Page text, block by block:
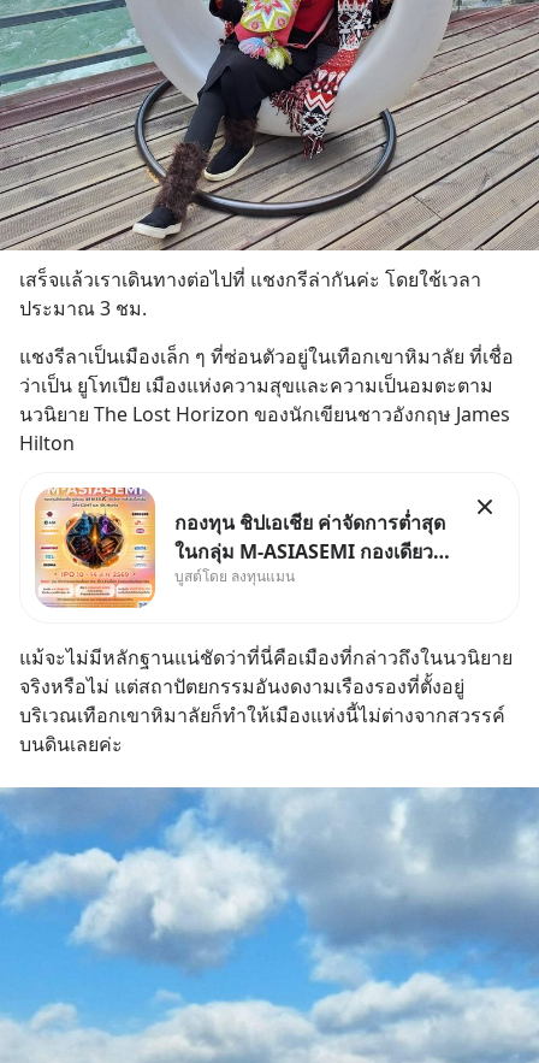
เสร็จแล้วเราเดินทางต่อไปที่ แชงกรีล่ากันค่ะ โดยใช้เวลา
ประมาณ 3 ชม.
แชงรีลาเป็นเมืองเล็ก ๆ ที่ซ่อนตัวอยู่ในเทือกเขาหิมาลัย ที่เชื่อ
ว่าเป็น ยูโทเปีย เมืองแห่งความสุขและความเป็นอมตะตาม
นวนิยาย The Lost Horizon ของนักเขียนชาวอังกฤษ James
Hilton
กองทุน ชิปเอเชีย ค่าจัดการต่ำสุด
ในกลุ่ม M-ASIASEMI กองเดียว
ครบ มีทั้ง CXMT จากจีน TSMC
เกาหลีใต้ Kioxia จากญี่ปุ่น
บูสต์โดย ลงทุนแมน
แม้จะไม่มีหลักฐานแน่ชัดว่าที่นี่คือเมืองที่กล่าวถึงในนวนิยาย
จริงหรือไม่ แต่สถาปัตยกรรมอันงดงามเรืองรองที่ตั้งอยู่
บริเวณเทือกเขาหิมาลัยก็ทำให้เมืองแห่งนี้ไม่ต่างจากสวรรค์
บนดินเลยค่ะ